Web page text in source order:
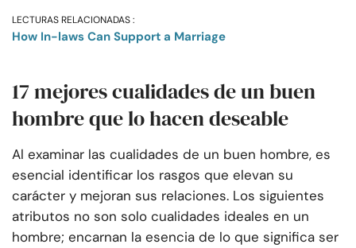
LECTURAS RELACIONADAS :
How In-laws Can Support a Marriage
17 mejores cualidades de un buen
hombre que lo hacen deseable
Al examinar las cualidades de un buen hombre, es
esencial identificar los rasgos que elevan su
carácter y mejoran sus relaciones. Los siguientes
atributos no son solo cualidades ideales en un
hombre; encarnan la esencia de lo que significa ser